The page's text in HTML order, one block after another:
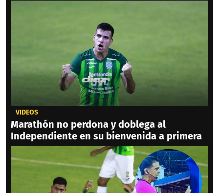
VIDEOS
Marathón no perdona y doblega al
Independiente en su bienvenida a primera